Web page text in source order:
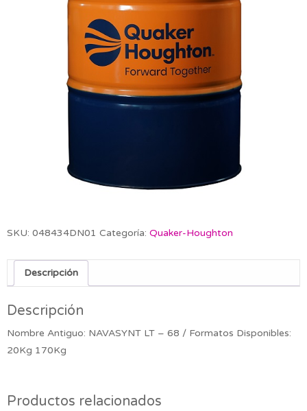
SKU: 048434DN01 Categoría: Quaker-Houghton
Descripción
Descripción
Nombre Antiguo: NAVASYNT LT – 68 / Formatos Disponibles:
20Kg 170Kg
Productos relacionados